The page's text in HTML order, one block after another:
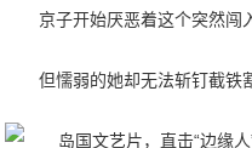
京子开始厌恶着这个突然闯
但懦弱的她却无法斩钉截铁